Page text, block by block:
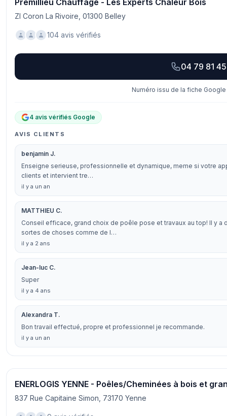
Premillieu Chauffage - Les Experts Chaleur Bois
ZI Coron La Rivoire, 01300 Belley
104 avis vérifiés
04 79 81
Numéro issu de la fiche
4 avis vérifiés Google
AVIS CLIENTS
benjamin J.
Enseigne serieuse, professionnelle et dynamique, meme si votre
clients et intervient tre…
il y a un an
MATTHIEU C.
Conseil efficace, grand choix de poêle pose et travaux au top! Il y
sortes de choses comme de l…
il y a 2 ans
Jean-luc C.
Super
il y a 4 ans
Alexandra T.
Bon travail effectué, propre et professionnel je recommande.
il y a un an
ENERLOGIS YENNE - Poêles/Cheminées à bois et
837 Rue Capitaine Simon, 73170 Yenne